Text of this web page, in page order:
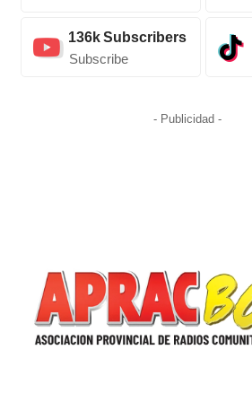
136kSubscribers
Subscribe
- Publicidad -